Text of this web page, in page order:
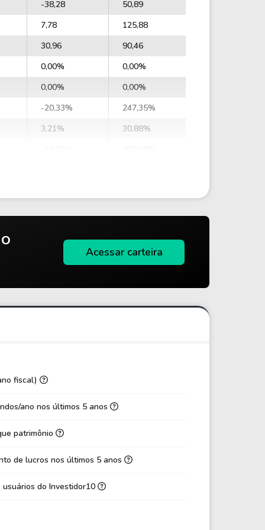
-38,28
50,89
7,78
125,88
30,96
90,46
0,00%
0,00%
0,00%
0,00%
-20,33%
247,35%
3,21%
30,88%
43,28
0,71
-14,35%
-0,63
-0,00
-0,44
Acessar carteira
fiscal)
ano nos últimos 5 anos
patrimônio
de lucros nos últimos 5 anos
do Investidor10